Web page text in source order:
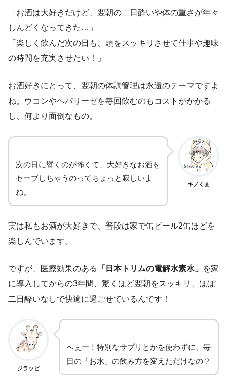
「お酒は大好きだけど、翌朝の二日酔いや体の重さが年々
しんどくなってきた…」
「楽しく飲んだ次の日も、頭をスッキリさせて仕事や趣味
の時間を充実させたい！」
お酒好きにとって、翌朝の体調管理は永遠のテーマですよ
ね。ウコンやヘパリーゼを毎回飲むのもコストがかかる
し、何より面倒なもの。
次の日に響くのが怖くて、大好きなお酒を
セーブしちゃうのってちょっと寂しいよ
ね。
キノくま
実は私もお酒が大好きで、普段は家で缶ビール2缶ほどを
楽しんでいます。
ですが、医療効果のある 「日本トリムの電解水素水」 を家
に導入してからの3年間、驚くほど翌朝をスッキリ、ほぼ
二日酔いなしで快適に過ごせているんです！
ジラッピ
へぇー！特別なサプリとかを使わずに、毎
日の「お水」の飲み方を変えただけなの？